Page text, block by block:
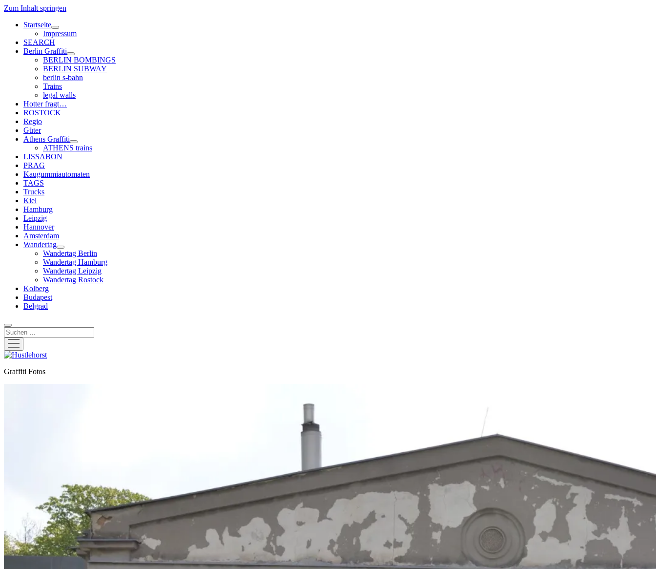
Zum Inhalt springen
Startseite
Menü
öffnen
Impressum
SEARCH
Berlin Graffiti
Menü
öffnen
BERLIN BOMBINGS
BERLIN SUBWAY
berlin s-bahn
Trains
legal walls
Hotter fragt…
ROSTOCK
Regio
Güter
Athens Graffiti
Menü
öffnen
ATHENS trains
LISSABON
PRAG
Kaugummiautomaten
TAGS
Trucks
Kiel
Hamburg
Leipzig
Hannover
Amsterdam
Wandertag
Menü
öffnen
Wandertag Berlin
Wandertag Hamburg
Wandertag Leipzig
Wandertag Rostock
Kolberg
Budapest
Belgrad
Suchen
Menü
öffnen
Hustlehorst
Graffiti Fotos